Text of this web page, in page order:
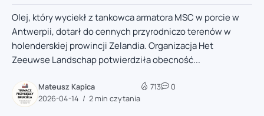
Olej, który wyciekł z tankowca armatora MSC w porcie w
Antwerpii, dotarł do cennych przyrodniczo terenów w
holenderskiej prowincji Zelandia. Organizacja Het
Zeeuwse Landschap potwierdziła obecność...
Mateusz Kapica
2026-04-14
2 min czytania
713 0